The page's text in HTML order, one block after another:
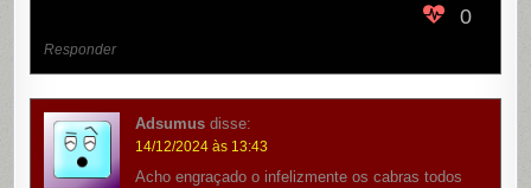
0
Responder
Adsumus disse:
14/12/2024 às 13:43
Acho engraçado o infelizmente os cabras todos